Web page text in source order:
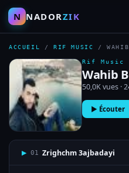
N NADORZIK
ACCUEIL /RIF MUSIC /
Rif
Wahib
50,0K vues ·
▶ Écouter
▶ 01 Zrighchm 3ajbadayi